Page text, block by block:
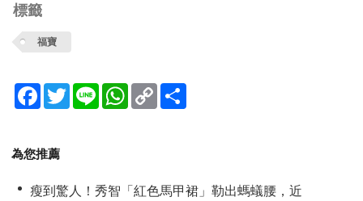
標籤
福寶
Facebook
TwitterLine WhatsApp
Copy
Link
為您推薦
瘦到驚人！秀智「紅色馬甲裙」勒出螞蟻腰，近